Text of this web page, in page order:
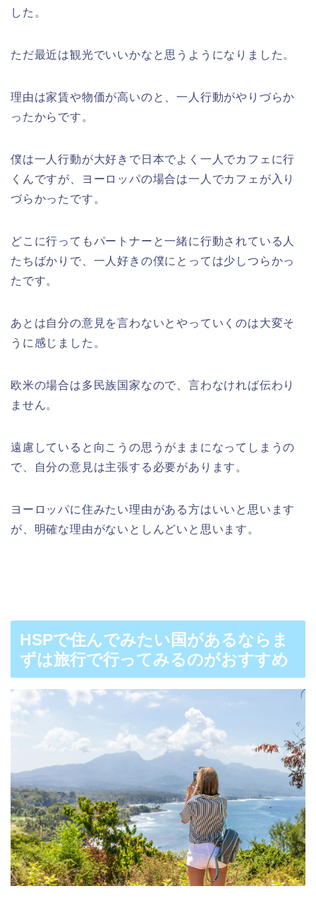
した。
ただ最近は観光でいいかなと思うようになりました。
理由は家賃や物価が高いのと、一人行動がやりづらか
ったからです。
僕は一人行動が大好きで日本でよく一人でカフェに行
くんですが、ヨーロッパの場合は一人でカフェが入り
づらかったです。
どこに行ってもパートナーと一緒に行動されている人
たちばかりで、一人好きの僕にとっては少しつらかっ
たです。
あとは自分の意見を言わないとやっていくのは大変そ
うに感じました。
欧米の場合は多民族国家なので、言わなければ伝わり
ません。
遠慮していると向こうの思うがままになってしまうの
で、自分の意見は主張する必要があります。
ヨーロッパに住みたい理由がある方はいいと思います
が、明確な理由がないとしんどいと思います。
HSPで住んでみたい国があるならま
ずは旅行で行ってみるのがおすすめ